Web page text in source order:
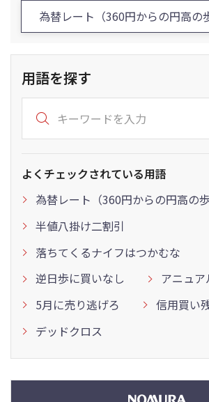
為替レート（360円からの円高の
用語を探す
よくチェックされている用語
為替レート（360円からの円高の歩
半値八掛け二割引
落ちてくるナイフはつかむな
逆日歩に買いなし
アニュ
5月に売り逃げろ
信用買い
デッドクロス